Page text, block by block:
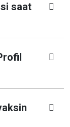
saat